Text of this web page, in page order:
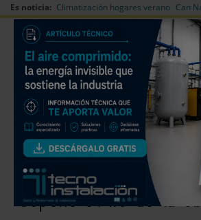
Es noticia: Climatización hogares verano Can
Redes Sociales Es noticia
El coste de las
reforma de un cuarto
supone el 1% de la